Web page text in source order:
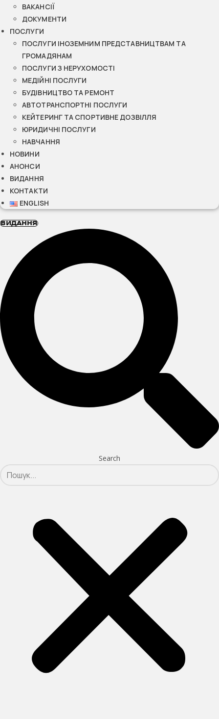
ВАКАНСІЇ
ДОКУМЕНТИ
ПОСЛУГИ
ПОСЛУГИ ІНОЗЕМНИМ ПРЕДСТАВНИЦТВАМ ТА
ГРОМАДЯНАМ
ПОСЛУГИ З НЕРУХОМОСТІ
МЕДІЙНІ ПОСЛУГИ
БУДІВНИЦТВО ТА РЕМОНТ
АВТОТРАНСПОРТНІ ПОСЛУГИ
КЕЙТЕРИНГ ТА СПОРТИВНЕ ДОЗВІЛЛЯ
ЮРИДИЧНІ ПОСЛУГИ
НАВЧАННЯ
НОВИНИ
АНОНСИ
ВИДАННЯ
КОНТАКТИ
ENGLISH
ВИДАННЯ
Search